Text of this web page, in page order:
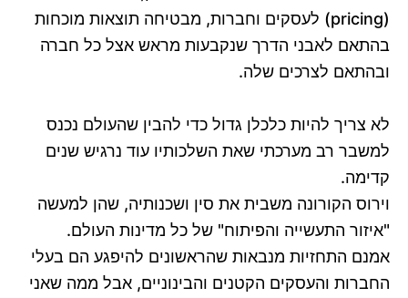
(pricing) לעסקים וחברות, מבטיחה תוצאות מוכחות
בהתאם לאבני הדרך שנקבעות מראש אצל כל חברה
ובהתאם לצרכים שלה.
לא צריך להיות כלכלן גדול כדי להבין שהעולם נכנס
למשבר רב מערכתי שאת השלכותיו עוד נרגיש שנים
קדימה.
וירוס הקורונה משבית את סין ושכנותיה, שהן למעשה
"איזור התעשייה והפיתוח" של כל מדינות העולם.
אמנם התחזיות מנבאות שהראשונים להיפגע הם בעלי
החברות והעסקים הקטנים והבינוניים, אבל ממה שאני